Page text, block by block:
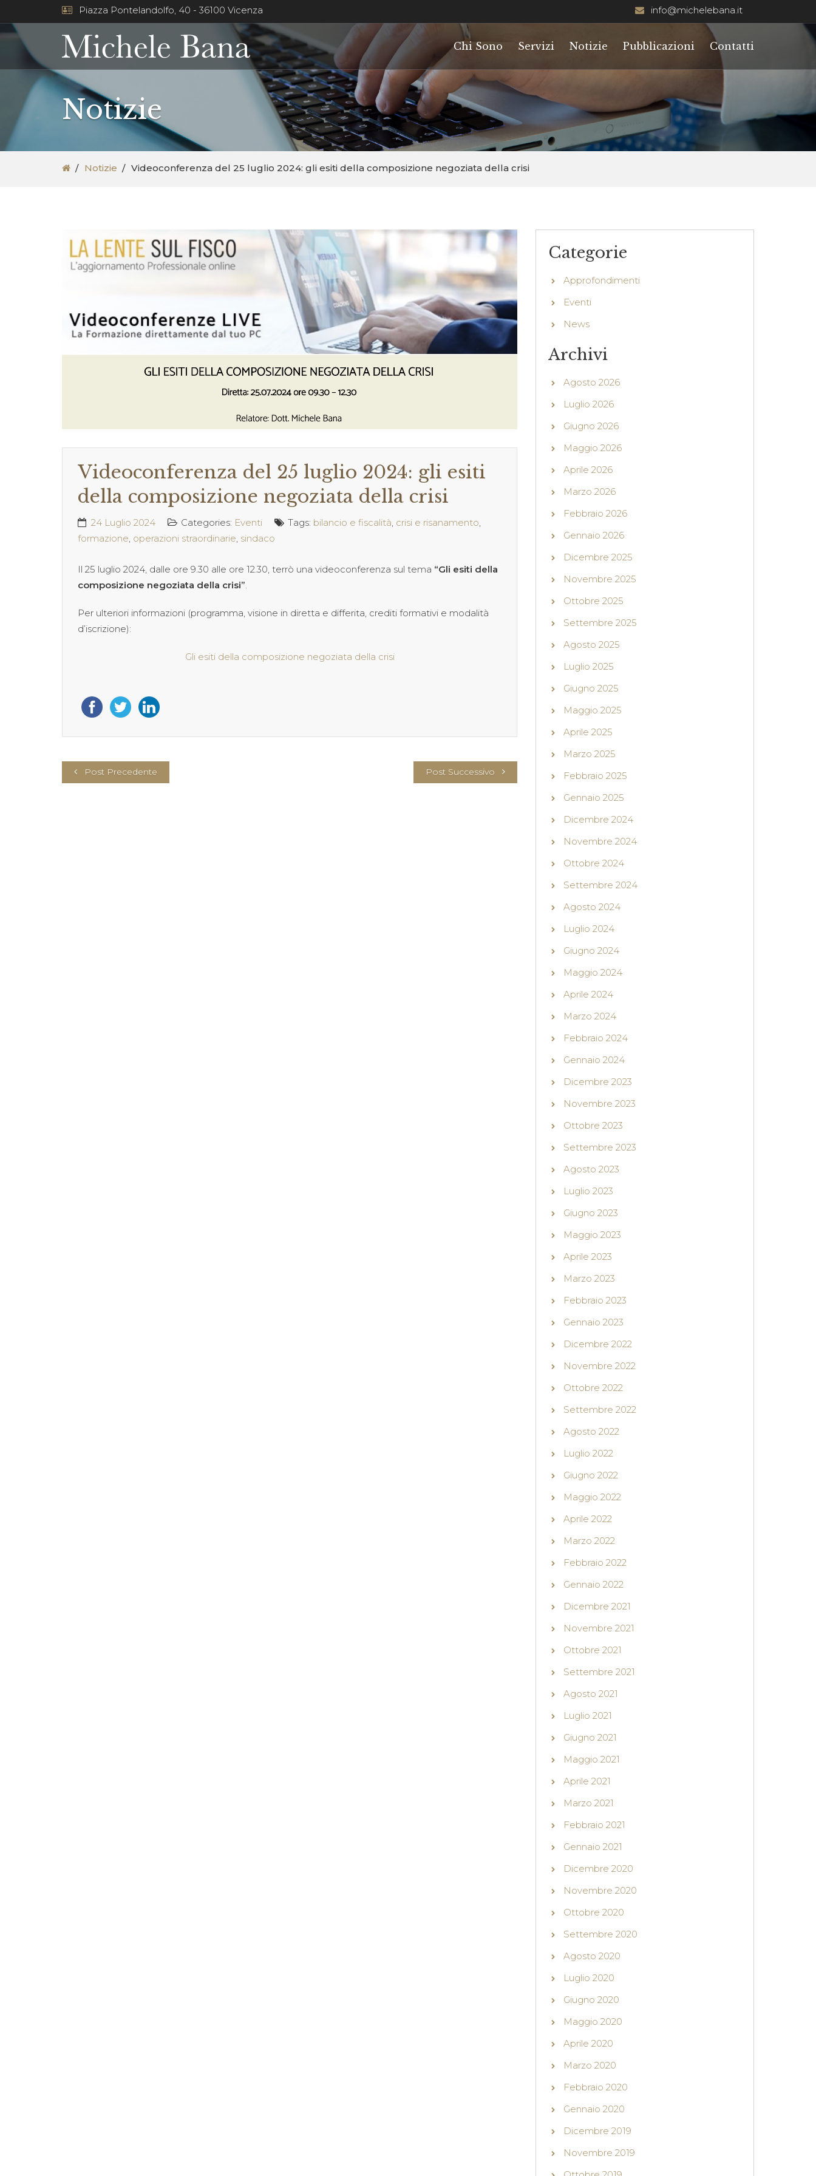
Piazza Pontelandolfo, 40 - 36100 Vicenza info@michelebana.it
Chi Sono Servizi Notizie Pubblicazioni Contatti
Notizie
Notizie Videoconferenza del 25 luglio 2024: gli esiti della composizione negoziata della crisi
Videoconferenza del 25 luglio 2024: gli esiti
della composizione negoziata della crisi
24 Luglio 2024 Categories: Eventi Tags: bilancio e fiscalità, crisi e risanamento,
formazione, operazioni straordinarie, sindaco
Il 25 luglio 2024, dalle ore 9.30 alle ore 12.30, terrò una videoconferenza sul tema “Gli esiti della
composizione negoziata della crisi”.
Per ulteriori informazioni (programma, visione in diretta e differita, crediti formativi e modalità
d’iscrizione):
Gli esiti della composizione negoziata della crisi
Post Precedente Post Successivo
Categorie
Approfondimenti
Eventi
News
Archivi
Agosto 2026
Luglio 2026
Giugno 2026
Maggio 2026
Aprile 2026
Marzo 2026
Febbraio 2026
Gennaio 2026
Dicembre 2025
Novembre 2025
Ottobre 2025
Settembre 2025
Agosto 2025
Luglio 2025
Giugno 2025
Maggio 2025
Aprile 2025
Marzo 2025
Febbraio 2025
Gennaio 2025
Dicembre 2024
Novembre 2024
Ottobre 2024
Settembre 2024
Agosto 2024
Luglio 2024
Giugno 2024
Maggio 2024
Aprile 2024
Marzo 2024
Febbraio 2024
Gennaio 2024
Dicembre 2023
Novembre 2023
Ottobre 2023
Settembre 2023
Agosto 2023
Luglio 2023
Giugno 2023
Maggio 2023
Aprile 2023
Marzo 2023
Febbraio 2023
Gennaio 2023
Dicembre 2022
Novembre 2022
Ottobre 2022
Settembre 2022
Agosto 2022
Luglio 2022
Giugno 2022
Maggio 2022
Aprile 2022
Marzo 2022
Febbraio 2022
Gennaio 2022
Dicembre 2021
Novembre 2021
Ottobre 2021
Settembre 2021
Agosto 2021
Luglio 2021
Giugno 2021
Maggio 2021
Aprile 2021
Marzo 2021
Febbraio 2021
Gennaio 2021
Dicembre 2020
Novembre 2020
Ottobre 2020
Settembre 2020
Agosto 2020
Luglio 2020
Giugno 2020
Maggio 2020
Aprile 2020
Marzo 2020
Febbraio 2020
Gennaio 2020
Dicembre 2019
Novembre 2019